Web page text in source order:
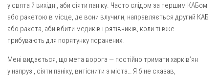
у свята й вихідні, аби сіяти паніку. Часто слідом за першим КАБом
або ракетою в місце, де вони влучили, направляється другий КАБ
або ракета, аби вбити медиків і рятівників, коли ті вже
прибувають для порятунку поранених.
Мені видається, що мета ворога — постійно тримати харків’ян
у напрузі, сіяти паніку, витіснити з міста… Я б не сказав,